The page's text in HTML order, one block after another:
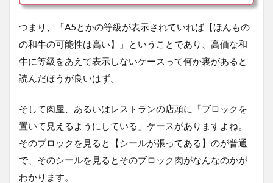
つまり、
「A5とかの等級が表示されていれば【ほんもの
の和牛の可能性は高い】」ということであり、高価な和
牛に等級をあえて表示しないケースって何か裏があると
読んだほうが良いはず。
そして肉屋、あるいはレストランの店頭に「ブロックを
置いて見えるようにしている」ケースがありますよね。
そのブロックを見ると【シールが張ってある】のが普通
で、そのシールを見るとそのブロック肉がなんなのかが
わかります。